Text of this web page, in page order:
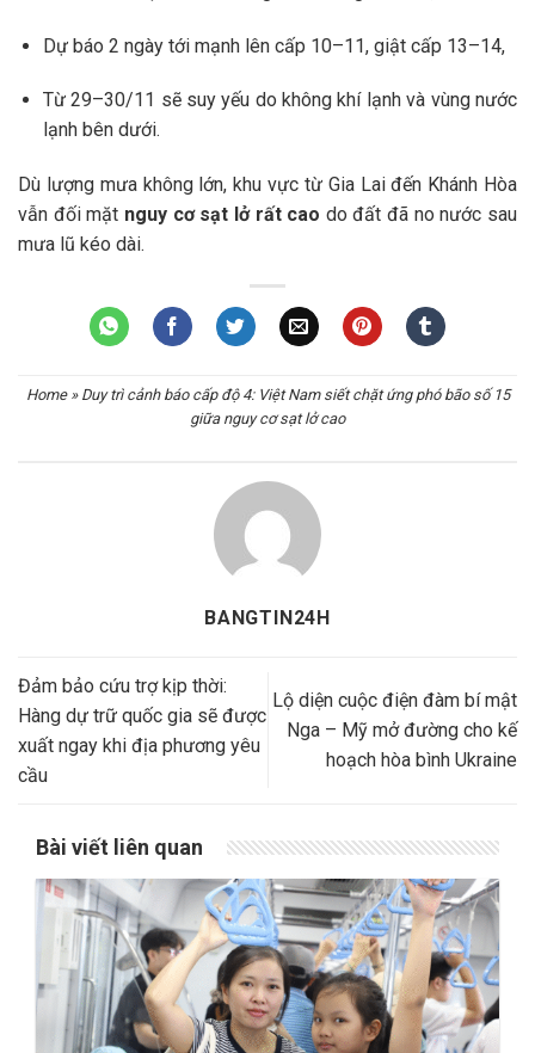
Dự báo 2 ngày tới mạnh lên cấp 10–11, giật cấp 13–14,
Từ 29–30/11 sẽ suy yếu do không khí lạnh và vùng nước
lạnh bên dưới.
Dù lượng mưa không lớn, khu vực từ Gia Lai đến Khánh Hòa
vẫn đối mặt nguy cơ sạt lở rất cao do đất đã no nước sau
mưa lũ kéo dài.
Home» Duy trì cảnh báo cấp độ 4: Việt Nam siết chặt ứng phó bão số 15
giữa nguy cơ sạt lở cao
BANGTIN24H
Đảm bảo cứu trợ kịp thời:
Hàng dự trữ quốc gia sẽ được
xuất ngay khi địa phương yêu
cầu
Lộ diện cuộc điện đàm bí mật
Nga – Mỹ mở đường cho kế
hoạch hòa bình Ukraine
Bài viết liên quan